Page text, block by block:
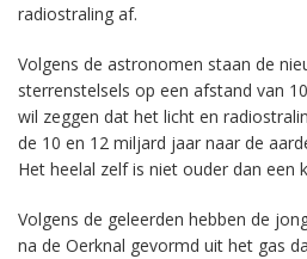
radiostraling af.
Volgens de astronomen staan de
sterrenstelsels op een afstand van
wil zeggen dat het licht en
de 10 en 12 miljard jaar naar de
Het heelal zelf is niet ouder dan een
Volgens de geleerden hebben de
na de Oerknal gevormd uit het gas